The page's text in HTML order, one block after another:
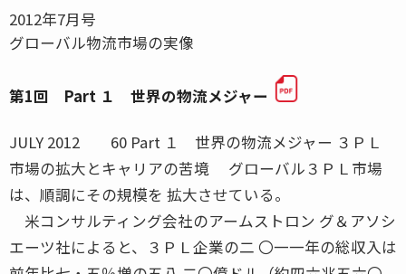
2012年7月号
グローバル物流市場の実像
第1回 Part １ 世界の物流メジャー
JULY 2012 60 Part １ 世界の物流メジャー ３ＰＬ
市場の拡大とキャリアの苦境 グローバル３ＰＬ市場
は、順調にその規模を 拡大させている。
米コンサルティング会社のアームストロン グ＆アソシ
エーツ社によると、３ＰＬ企業の二 〇一一年の総収入は